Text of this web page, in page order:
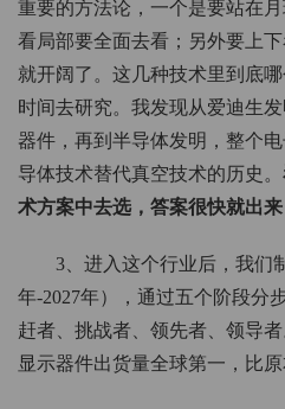
重要的方法论，一个是要站在
看局部要全面去看；另外要上
就开阔了。这几种技术里到底
时间去研究。我发现从爱迪生
器件，再到半导体发明，整个
导体技术替代真空技术的历史。
术方案中去选，答案很快就出来
3、进入这个行业后，我们
年-2027年），通过五个阶段分
赶者、挑战者、领先者、领导
显示器件出货量全球第一，比原